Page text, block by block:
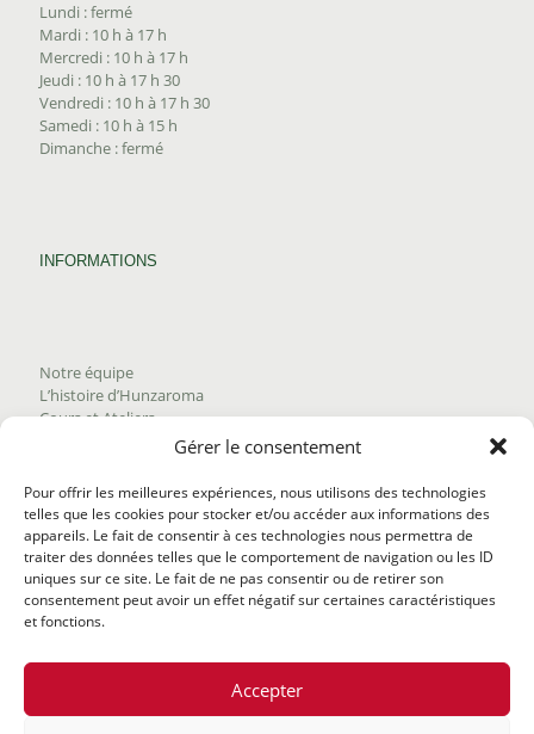
Gérer le consentement
Pour offrir les meilleures expériences, nous utilisons des technologies
telles que les cookies pour stocker et/ou accéder aux informations des
appareils. Le fait de consentir à ces technologies nous permettra de
traiter des données telles que le comportement de navigation ou les ID
uniques sur ce site. Le fait de ne pas consentir ou de retirer son
consentement peut avoir un effet négatif sur certaines caractéristiques
et fonctions.
Accepter
Lundi : fermé
Mardi : 10 h à 17 h
Mercredi : 10 h à 17 h
Jeudi : 10 h à 17 h 30
Vendredi : 10 h à 17 h 30
Samedi : 10 h à 15 h
Dimanche : fermé
INFORMATIONS
Notre équipe
L’histoire d’Hunzaroma
Cours et Ateliers
Trouver nos produits
Politique de frais d'envoi
Termes et conditions
Politique de remboursement